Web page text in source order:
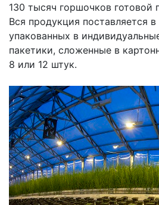
130 тысяч горшочков готовой
Вся продукция поставляется
упакованных в
пакетики, сложенные в
8 или 12 штук.